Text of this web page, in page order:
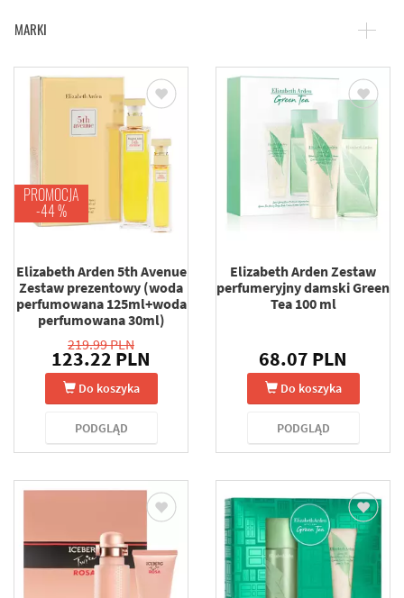
MARKI
PROMOCJA
-44 %
Elizabeth Arden 5th Avenue
Zestaw prezentowy (woda
perfumowana 125ml+woda
perfumowana 30ml)
219.99 PLN
123.22 PLN
Do koszyka
PODGLĄD
Elizabeth Arden Zestaw
perfumeryjny damski Green
Tea 100 ml
68.07 PLN
Do koszyka
PODGLĄD